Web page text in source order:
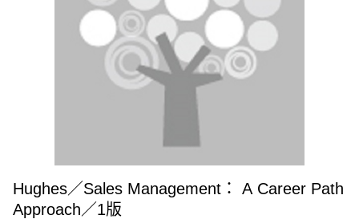
Hughes／Sales Management： A Career Path
Approach／1版